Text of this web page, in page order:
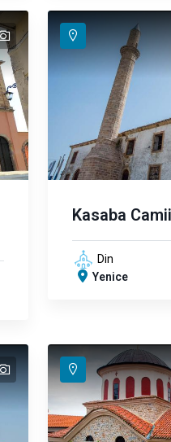
text
Kasaba Camii
Din
Yenice
text